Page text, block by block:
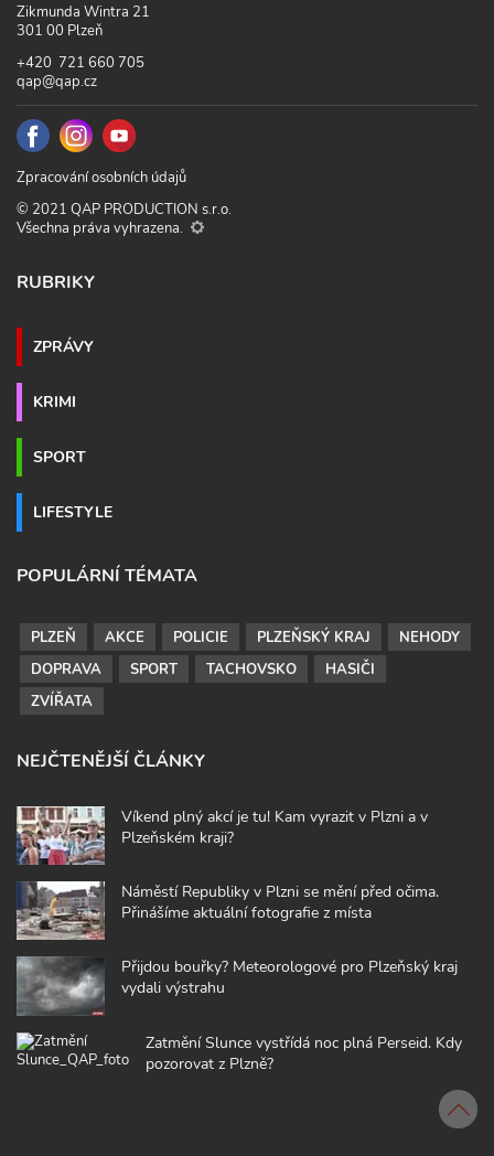
Zikmunda Wintra 21
301 00 Plzeň
+420 721 660 705
qap@qap.cz
Zpracování osobních údajů
© 2021 QAP PRODUCTION s.r.o.
Všechna práva vyhrazena.
RUBRIKY
ZPRÁVY
KRIMI
SPORT
LIFESTYLE
POPULÁRNÍ TÉMATA
PLZEŇ AKCE POLICIE PLZEŇSKÝ KRAJ
NEHODY
DOPRAVA
SPORT TACHOVSKO
HASIČI
ZVÍŘATA
NEJČTENĚJŠÍ ČLÁNKY
Víkend plný akcí je tu! Kam vyrazit v Plzni a v
Plzeňském kraji?
Náměstí Republiky v Plzni se mění před očima.
Přinášíme aktuální fotografie z místa
Přijdou bouřky? Meteorologové pro Plzeňský kraj
vydali výstrahu
Zatmění Slunce vystřídá noc plná Perseid. Kdy
pozorovat z Plzně?